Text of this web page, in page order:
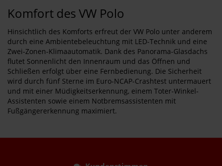
Komfort des VW Polo
Hinsichtlich des Komforts erfreut der VW Polo unter anderem
durch eine Ambientebeleuchtung mit LED-Technik und eine
Zwei-Zonen-Klimaautomatik. Dank des Panorama-Glasdachs
flutet Sonnenlicht den Innenraum und das Öffnen und
Schließen erfolgt über eine Fernbedienung. Die Sicherheit
wird durch fünf Sterne im Euro-NCAP-Crashtest untermauert
und mit einer Müdigkeitserkennung, einem Toter-Winkel-
Assistenten sowie einem Notbremsassistenten mit
Fußgängererkennung maximiert.